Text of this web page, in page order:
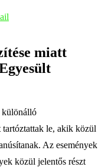
miatt
különálló
le, akik közül
Az események
közül jelentős részt